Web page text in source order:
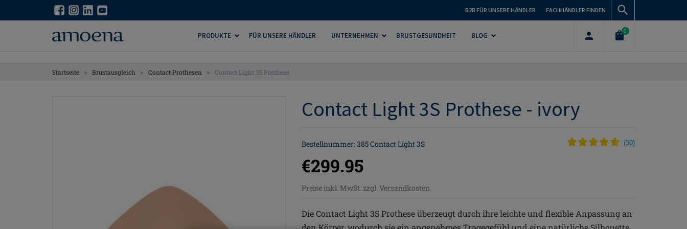
B2B FÜR UNSERE HÄNDLER FACHHÄNDLER FINDEN
PRODUKTE FÜR UNSERE HÄNDLER UNTERNEHMEN BRUSTGESUNDHEIT BLOG
0
Startseite > Brustausgleich > Contact Prothesen > Contact Light 3S Prothese
Contact Light 3S Prothese - ivory
Bestellnummer: 385 Contact Light 3S (30)
€299.95
Preise inkl. MwSt. zzgl. Versandkosten
Die Contact Light 3S Prothese überzeugt durch ihre leichte und flexible Anpassung an